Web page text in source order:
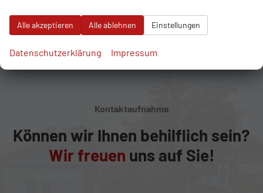
Anmelden
Kontaktaufnahme
Können wir Ihnen behilflich sein?
Wir freuen uns auf Sie!
Alle akzeptieren Alle ablehnen Einstellungen
Datenschutzerklärung Impressum